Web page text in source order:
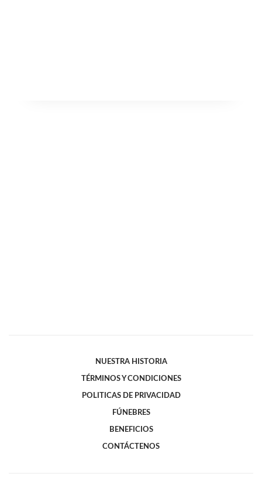
NUESTRA HISTORIA
TÉRMINOS Y CONDICIONES
POLITICAS DE PRIVACIDAD
FÚNEBRES
BENEFICIOS
CONTÁCTENOS